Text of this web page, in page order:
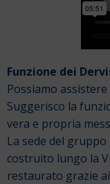
Funzione dei
Possiamo
Suggerisco la
vera e propria
La sede del gruppo
costruito lungo la
restaurato grazie